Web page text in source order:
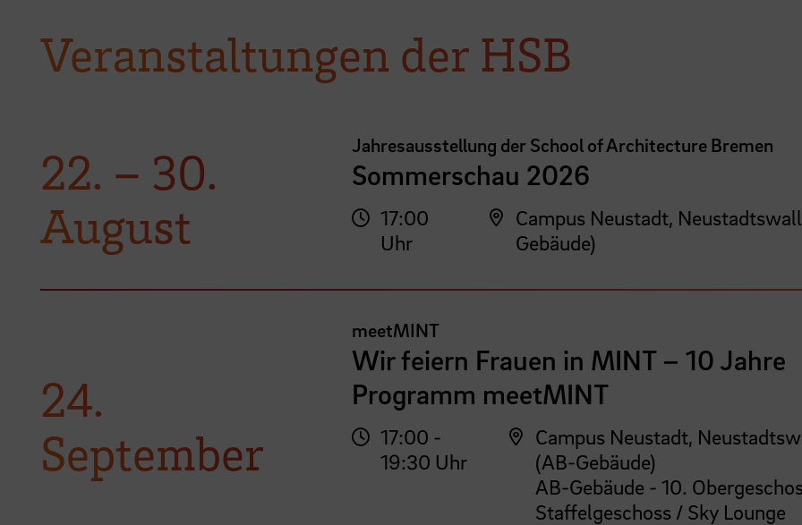
Veranstaltungen der HSB
22. – 30.
August
Jahresausstellung der School of Architecture Bremen
Sommerschau 2026
17:00
Uhr
Campus Neustadt,
Gebäude)
24.
September
meetMINT
Wir feiern Frauen in MINT – 10 Jahre
Programm meetMINT
17:00 -
19:30 Uhr
Campus Neustadt,
(AB-Gebäude)
AB-Gebäude - 10.
Staffelgeschoss / Sky Lounge